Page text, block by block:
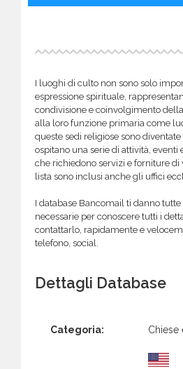
I luoghi di culto non sono solo
espressione spirituale,
condivisione e coinvolgimento
alla loro funzione primaria come
queste sedi religiose sono
ospitano una serie di attività, eventi
che richiedono servizi e forniture di
lista sono inclusi anche gli uffici
I database Bancomail ti danno
necessarie per conoscere tutti i
contattarlo, rapidamente e
telefono, social.
Dettagli Database
Categoria: Chiese